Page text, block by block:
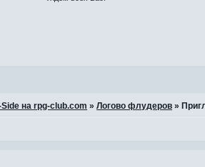
на rpg-club.com »Логово флудеров »